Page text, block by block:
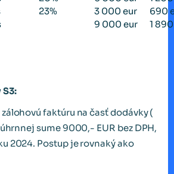
23% 3 000 eur
690
9 000 eur
1
faktúru na časť dodávky (
sume 9000,- EUR bez DPH,
2024. Postup je rovnaký ako